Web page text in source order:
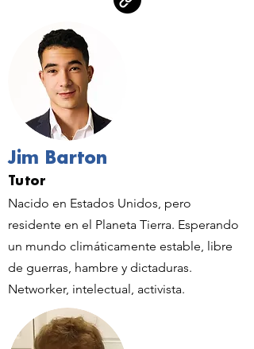
Jim Barton
Tutor
Nacido en Estados Unidos, pero
residente en el Planeta Tierra. Esperando
un mundo climáticamente estable, libre
de guerras, hambre y dictaduras.
Networker, intelectual, activista.